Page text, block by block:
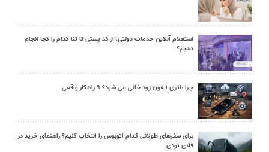
استعلام آنلاین خدمات دولتی: از کد پستی تا ثنا کدام را کجا انجام
دهیم؟
چرا باتری آیفون زود خالی می شود؟ ۹ راهکار واقعی
برای سفرهای طولانی کدام اتوبوس را انتخاب کنیم؟ راهنمای خرید در
فلای تودی